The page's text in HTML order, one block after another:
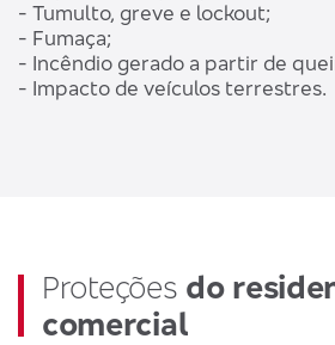
- Tumulto, greve e lockout;
- Fumaça;
- Incêndio gerado a partir de
- Impacto de veículos terrestres.
Proteções do
comercial